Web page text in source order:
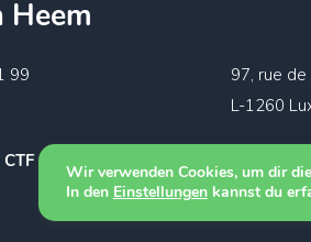
Heem
99
97, rue
L-1260
Wir verwenden Cookies, um dir
In den Einstellungenkannst du